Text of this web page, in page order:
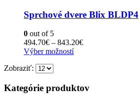
viacero
variantov.
si
môžete
vybrať
produktu.
Sprchové dvere Blix BLDP4
0 out of 5
494.70€ – 843.20€Price
Výber možnostíTento
variantov.
Zobraziť:
Kategórie produktov